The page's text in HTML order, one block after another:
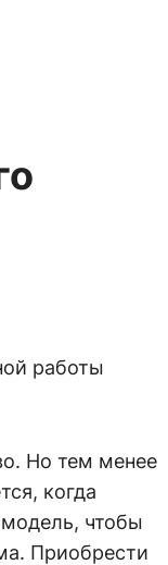
работы
Но тем менее
когда
чтобы
Приобрести